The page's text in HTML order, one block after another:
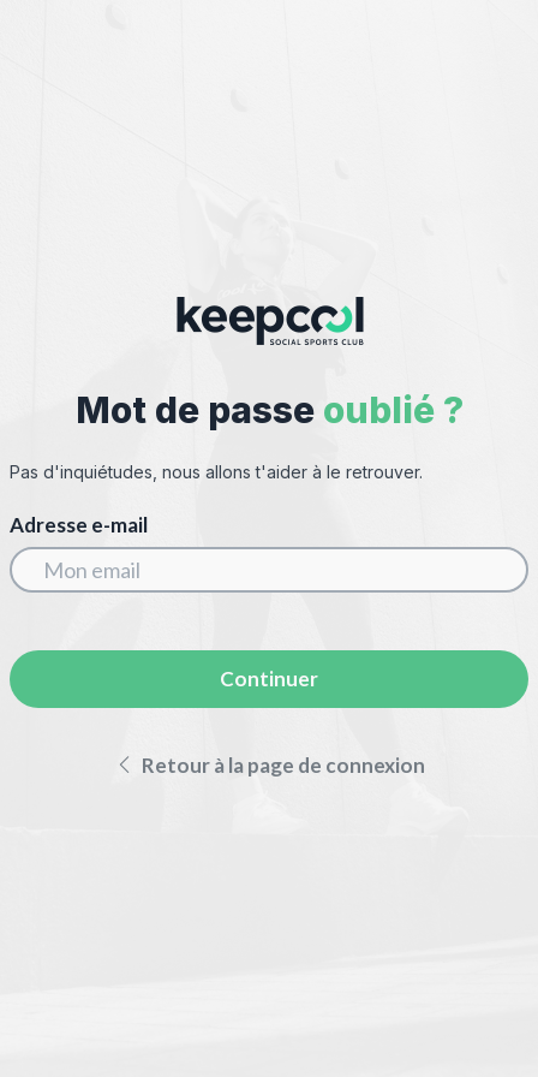
Mot de passe oublié ?
Pas d'inquiétudes, nous allons t'aider à le retrouver.
Adresse e-mail
Continuer
Retour à la page de connexion